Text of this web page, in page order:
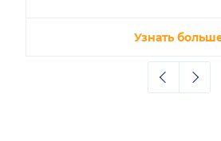
Узнать